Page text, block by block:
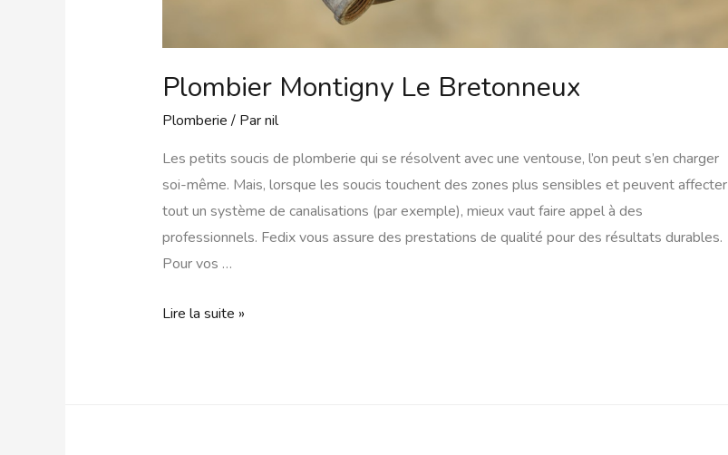
Plombier Montigny Le Bretonneux
Plomberie/ Parnil
Les petits soucis de plomberie qui se résolvent avec une ventouse, l’on peut s’en charger
soi-même. Mais, lorsque les soucis touchent des zones plus sensibles et peuvent affecter
tout un système de canalisations (par exemple), mieux vaut faire appel à des
professionnels. Fedix vous assure des prestations de qualité pour des résultats durables.
Pour vos …
Lire la suite »